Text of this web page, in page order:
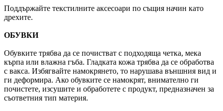
Поддържайте текстилните аксесоари по същия начин като
дрехите.
ОБУВКИ
Обувките трябва да се почистват с подходяща четка, мека
кърпа или влажна гъба. Гладката кожа трябва да се обработва
с вакса. Избягвайте намокрянето, то нарушава външния вид и
ги деформира. Ако обувките се намокрят, внимателно ги
почистете, изсушите и обработете с продукт, предназначен за
съответния тип материя.